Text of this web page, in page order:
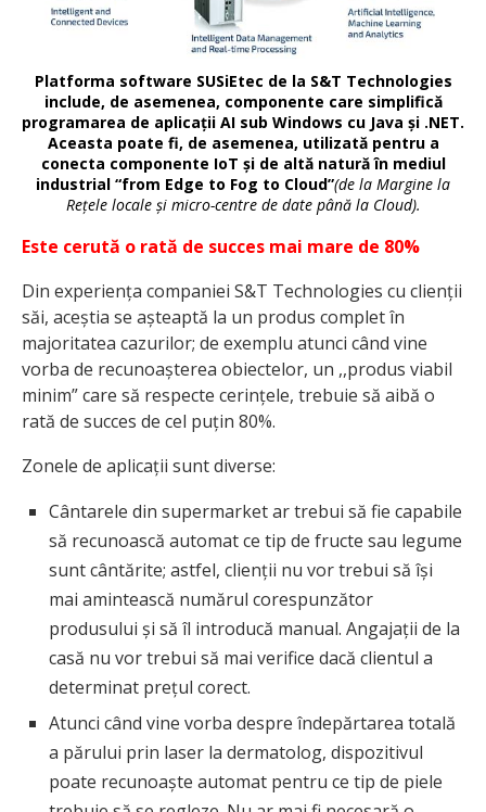
Platforma software SUSiEtec de la S&T Technologies
include, de asemenea, componente care simplifică
programarea de aplicații AI sub Windows cu Java și .NET.
Aceasta poate fi, de asemenea, utilizată pentru a
conecta componente IoT și de altă natură în mediul
industrial “from Edge to Fog to Cloud”(de la Margine la
Rețele locale și micro-centre de date până la Cloud).
Este cerută o rată de succes mai mare de 80%
Din experiența companiei S&T Technologies cu clienții
săi, aceștia se așteaptă la un produs complet în
majoritatea cazurilor; de exemplu atunci când vine
vorba de recunoașterea obiectelor, un ,,produs viabil
minim” care să respecte cerințele, trebuie să aibă o
rată de succes de cel puțin 80%.
Zonele de aplicații sunt diverse:
Cântarele din supermarket ar trebui să fie capabile
să recunoască automat ce tip de fructe sau legume
sunt cântărite; astfel, clienții nu vor trebui să își
mai amintească numărul corespunzător
produsului și să îl introducă manual. Angajații de la
casă nu vor trebui să mai verifice dacă clientul a
determinat prețul corect.
Atunci când vine vorba despre îndepărtarea totală
a părului prin laser la dermatolog, dispozitivul
poate recunoaște automat pentru ce tip de piele